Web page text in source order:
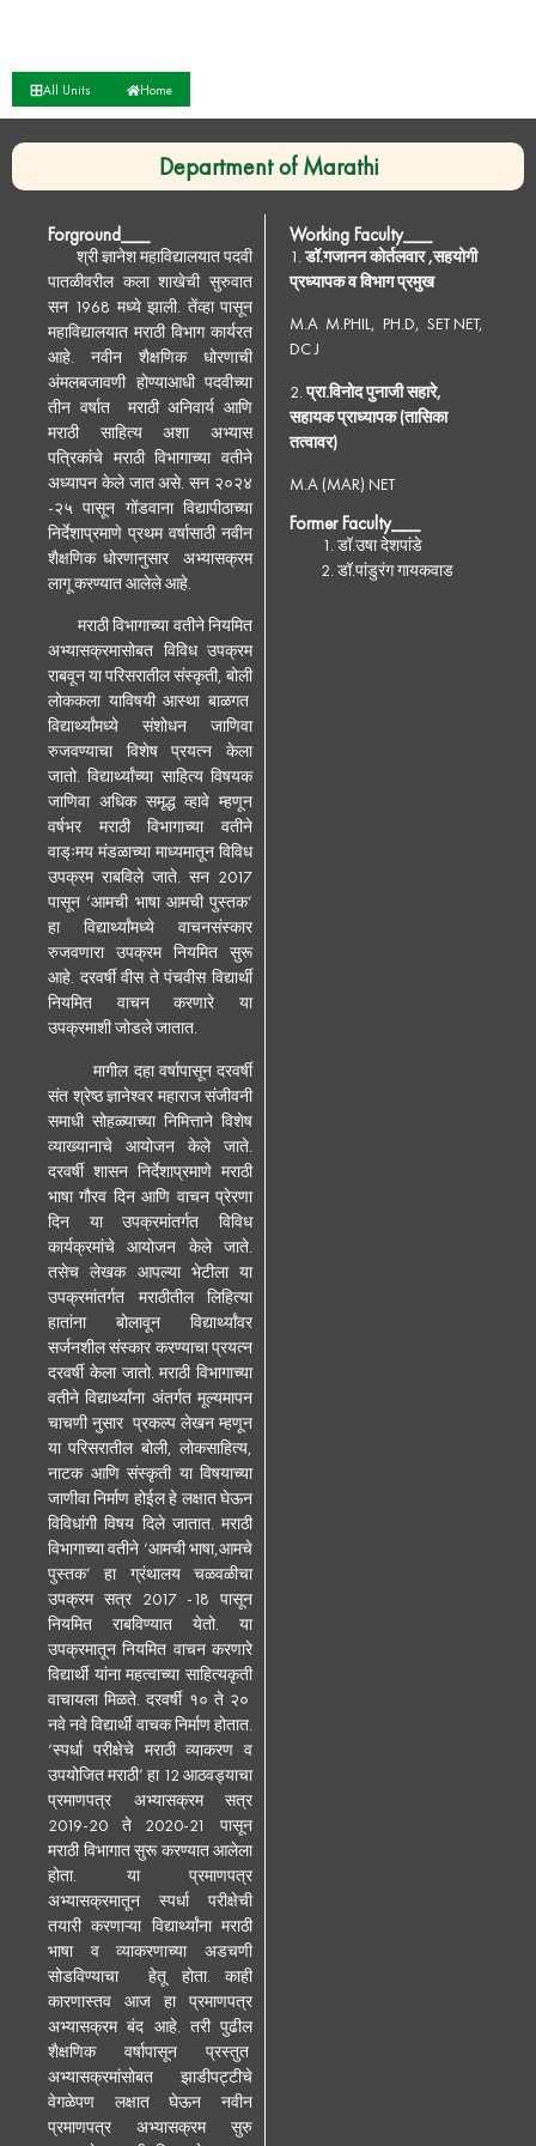
All Units Home
Department of Marathi
Forground___
श्री ज्ञानेश महाविद्यालयात पदवी
पातळीवरील कला शाखेची सुरुवात
सन 1968 मध्ये झाली. तेंव्हा पासून
महाविद्यालयात मराठी विभाग कार्यरत
आहे. नवीन शैक्षणिक धोरणाची
अंमलबजावणी होण्याआधी पदवीच्या
तीन वर्षात मराठी अनिवार्य आणि
मराठी साहित्य अशा अभ्यास
पत्रिकांचे मराठी विभागाच्या वतीने
अध्यापन केले जात असे. सन २०२४
-२५ पासून गोंडवाना विद्यापीठाच्या
निर्देशाप्रमाणे प्रथम वर्षासाठी नवीन
शैक्षणिक धोरणानुसार अभ्यासक्रम
लागू करण्यात आलेले आहे.
मराठी विभागाच्या वतीने नियमित
अभ्यासक्रमासोबत विविध उपक्रम
राबवून या परिसरातील संस्कृती, बोली
लोककला याविषयी आस्था बाळगत
विद्यार्थ्यांमध्ये संशोधन जाणिवा
रुजवण्याचा विशेष प्रयत्न केला
जातो. विद्यार्थ्यांच्या साहित्य विषयक
जाणिवा अधिक समृद्ध व्हावे म्हणून
वर्षभर मराठी विभागाच्या वतीने
वाड्ःमय मंडळाच्या माध्यमातून विविध
उपक्रम राबविले जाते. सन 2017
पासून ‘आमची भाषा आमची पुस्तक’
हा विद्यार्थ्यांमध्ये वाचनसंस्कार
रुजवणारा उपक्रम नियमित सुरू
आहे. दरवर्षी वीस ते पंचवीस विद्यार्थी
नियमित वाचन करणारे या
उपक्रमाशी जोडले जातात.
मागील दहा वर्षापासून दरवर्षी
संत श्रेष्ठ ज्ञानेश्वर महाराज संजीवनी
समाधी सोहळ्याच्या निमित्ताने विशेष
व्याख्यानाचे आयोजन केले जाते.
दरवर्षी शासन निर्देशाप्रमाणे मराठी
भाषा गौरव दिन आणि वाचन प्रेरणा
दिन या उपक्रमांतर्गत विविध
कार्यक्रमांचे आयोजन केले जाते.
तसेच लेखक आपल्या भेटीला या
उपक्रमांतर्गत मराठीतील लिहित्या
हातांना बोलावून विद्यार्थ्यांवर
सर्जनशील संस्कार करण्याचा प्रयत्न
दरवर्षी केला जातो. मराठी विभागाच्या
वतीने विद्यार्थ्यांना अंतर्गत मूल्यमापन
चाचणी नुसार प्रकल्प लेखन म्हणून
या परिसरातील बोली, लोकसाहित्य,
नाटक आणि संस्कृती या विषयाच्या
जाणीवा निर्माण होईल हे लक्षात घेऊन
विविधांगी विषय दिले जातात. मराठी
विभागाच्या वतीने ‘आमची भाषा,आमचे
पुस्तक’ हा ग्रंथालय चळवळीचा
उपक्रम सत्र 2017 -18 पासून
नियमित राबविण्यात येतो. या
उपक्रमातून नियमित वाचन करणारे
विद्यार्थी यांना महत्वाच्या साहित्यकृती
वाचायला मिळते. दरवर्षी १० ते २०
नवे नवे विद्यार्थी वाचक निर्माण होतात.
‘स्पर्धा परीक्षेचे मराठी व्याकरण व
उपयोजित मराठी’ हा 12 आठवड्याचा
प्रमाणपत्र अभ्यासक्रम सत्र
2019-20 ते 2020-21 पासून
मराठी विभागात सुरू करण्यात आलेला
होता. या प्रमाणपत्र
अभ्यासक्रमातून स्पर्धा परीक्षेची
तयारी करणाऱ्या विद्यार्थ्यांना मराठी
भाषा व व्याकरणाच्या अडचणी
सोडविण्याचा हेतू होता. काही
कारणास्तव आज हा प्रमाणपत्र
अभ्यासक्रम बंद आहे. तरी पुढील
शैक्षणिक वर्षापासून प्रस्तुत
अभ्यासक्रमांसोबत झाडीपट्टीचे
वेगळेपण लक्षात घेऊन नवीन
प्रमाणपत्र अभ्यासक्रम सुरु
Working Faculty___
1.डॉ.गजानन कोर्तलवार ,सहयोगी
प्रध्यापक व विभाग प्रमुख
M.A M.PHIL, PH.D, SET NET,
DC J
2.प्रा.विनोद पुनाजी सहारे,
सहायक प्राध्यापक (तासिका
तत्वावर)
M.A (MAR) NET
Former Faculty___
डॉ.उषा देशपांडे
डॉ.पांडुरंग गायकवाड